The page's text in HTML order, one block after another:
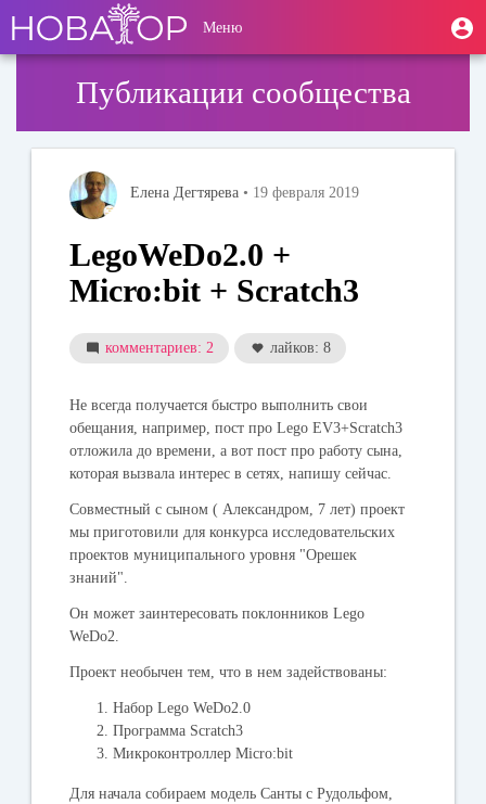
основному
содержанию
User
account
Меню
Публикации сообщества
Елена Дегтярева • 19 февраля 2019
LegoWeDo2.0 +
Micro:bit + Scratch3
комментариев: 2 лайков: 8
Не всегда получается быстро выполнить свои
обещания, например, пост про Lego EV3+Scratch3
отложила до времени, а вот пост про работу сына,
которая вызвала интерес в сетях, напишу сейчас.
Совместный с сыном ( Александром, 7 лет) проект
мы приготовили для конкурса исследовательских
проектов муниципального уровня "Орешек
знаний".
Он может заинтересовать поклонников Lego
WeDo2.
Проект необычен тем, что в нем задействованы:
Набор Lego WeDo2.0
Программа Scratch3
Микроконтроллер Micro:bit
Для начала собираем модель Санты с Рудольфом,